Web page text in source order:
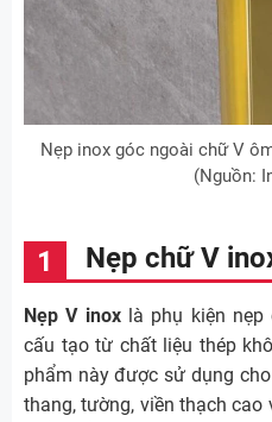
Nẹp inox góc ngoài chữ V
(Nguồn:
Nẹp chữ V
Nẹp V inoxlà phụ kiện nẹp
cấu tạo từ chất liệu thép
phẩm này được sử dụng
thang, tường, viền thạch